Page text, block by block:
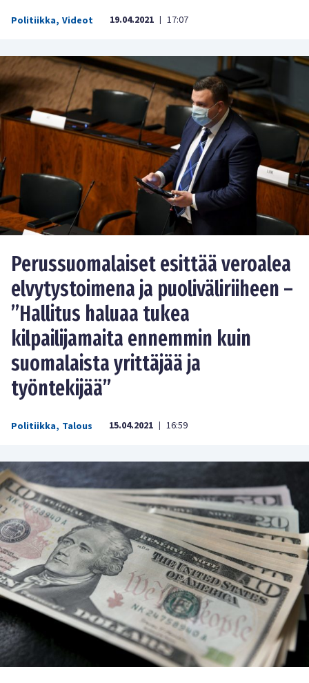
Politiikka, Videot 19.04.2021 | 17:07
Perussuomalaiset esittää veroalea
elvytystoimena ja puoliväliriiheen –
”Hallitus haluaa tukea
kilpailijamaita ennemmin kuin
suomalaista yrittäjää ja
työntekijää”
Politiikka, Talous 15.04.2021 | 16:59